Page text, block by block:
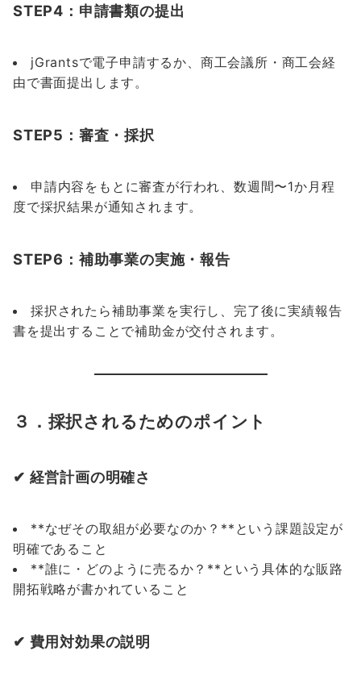
STEP4：申請書類の提出
jGrantsで電子申請するか、商工会議所・商工会経
由で書面提出します。
STEP5：審査・採択
申請内容をもとに審査が行われ、数週間〜1か月程
度で採択結果が通知されます。
STEP6：補助事業の実施・報告
採択されたら補助事業を実行し、完了後に実績報告
書を提出することで補助金が交付されます。
３．採択されるためのポイント
✔ 経営計画の明確さ
**なぜその取組が必要なのか？**という課題設定が
明確であること
**誰に・どのように売るか？**という具体的な販路
開拓戦略が書かれていること
✔ 費用対効果の説明